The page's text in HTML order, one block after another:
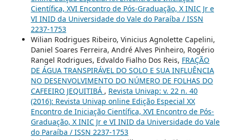
Científica, XVI Encontro de Pós-Graduação, X INIC Jr e
VI INID da Universidade do Vale do Paraíba / ISSN
2237-1753
Wilian Rodrigues Ribeiro, Vinicius Agnolette Capelini,
Daniel Soares Ferreira, André Alves Pinheiro, Rogério
Rangel Rodrigues, Edvaldo Fialho Dos Reis, FRAÇÃO
DE ÁGUA TRANSPIRÁVEL DO SOLO E SUA INFLUÊNCIA
NO DESENVOLVIMENTO DO NÚMERO DE FOLHAS DO
CAFEEIRO JEQUITIBÁ , Revista Univap: v. 22 n. 40
(2016): Revista Univap online Edição Especial XX
Encontro de Iniciação Científica, XVI Encontro de Pós-
Graduação, X INIC Jr e VI INID da Universidade do Vale
do Paraíba / ISSN 2237-1753